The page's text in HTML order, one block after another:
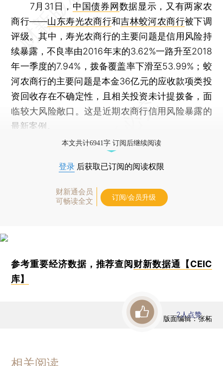
7月31日， 中国债券网数据显示，又有两家农
商行——山东寿光农商行和吉林蛟河农商行被下调
评级。其中，寿光农商行的主要问题是信用风险持
续暴露，不良率由2016年末的3.62%一路升至2018
年一季度的7.94%，拨备覆盖率下滑至53.99%；蛟
河农商行的主要问题是本金36亿元的应收款项类投
资回收存在不确定性，且相关投资未计提拨备，面
临较大风险敞口。这是近期农商行信用风险暴露的
最新案例。
本文共计6941字 订阅后继续阅读
登录 后获取已订阅的阅读权限
财新通会员
可畅读全文
订阅/会员升级
参考重要经济数据，推荐查阅 财新数据通【CEIC
库】
版面编辑：张柘
2人点赞
相关阅读